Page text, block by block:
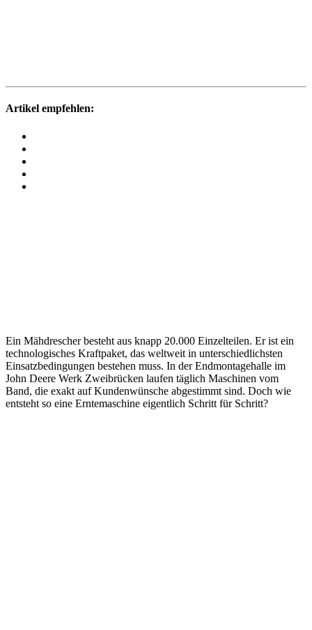
Artikel empfehlen:
Ein Mähdre­scher besteht aus knapp 20.000 Einzel­teilen. Er ist ein
tech­no­lo­gi­sches Kraft­paket, das welt­weit in unter­schied­lichsten
Einsatz­be­din­gungen bestehen muss. In der Endmon­ta­ge­halle im
John Deere Werk Zwei­brü­cken laufen täglich Maschinen vom
Band, die exakt auf Kunden­wün­sche abge­stimmt sind. Doch wie
entsteht so eine Ernte­ma­schine eigent­lich Schritt für Schritt?